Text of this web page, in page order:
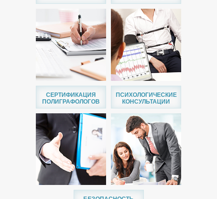
СЕРТИФИКАЦИЯ
ПОЛИГРАФОЛОГОВ
ПСИХОЛОГИЧЕСКИЕ
КОНСУЛЬТАЦИИ